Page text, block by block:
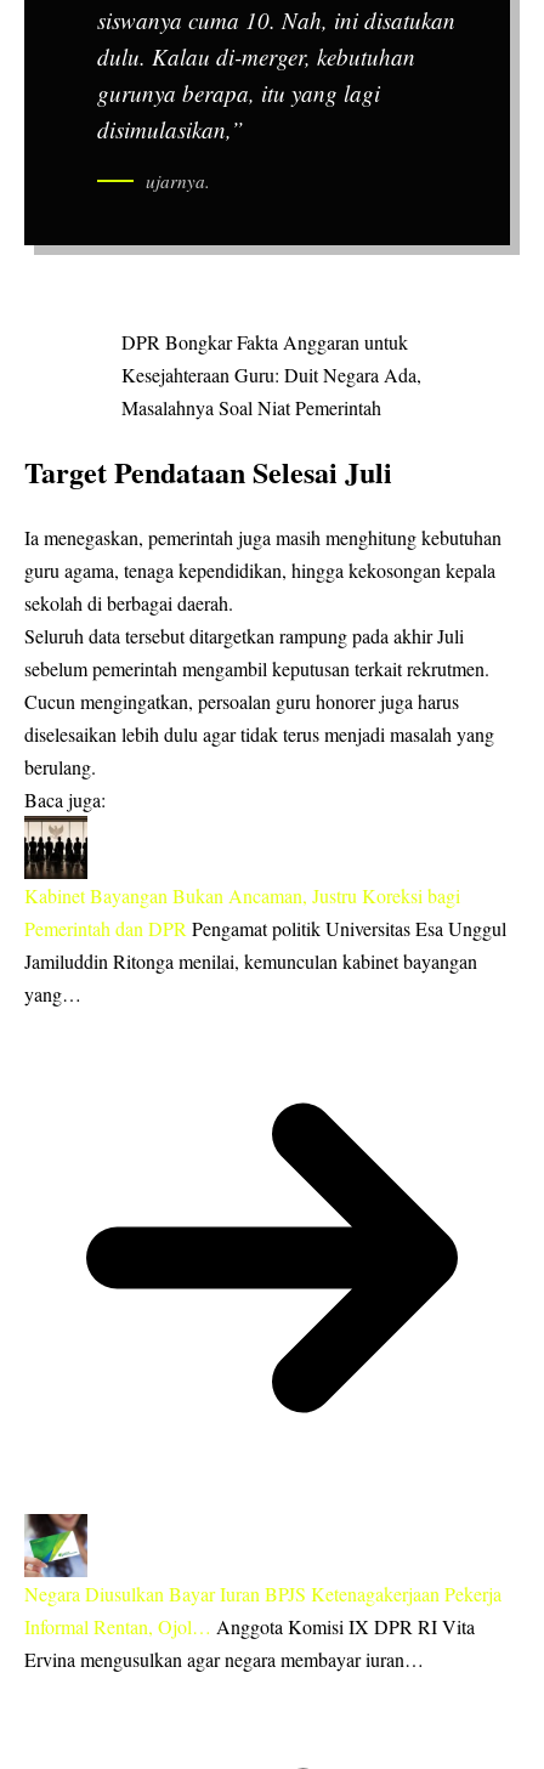
siswanya cuma 10. Nah, ini disatukan
dulu. Kalau di-merger, kebutuhan
gurunya berapa, itu yang lagi
disimulasikan,”
ujarnya.
DPR Bongkar Fakta Anggaran untuk
Kesejahteraan Guru: Duit Negara Ada,
Masalahnya Soal Niat Pemerintah
Target Pendataan Selesai Juli
Ia menegaskan, pemerintah juga masih menghitung kebutuhan
guru agama, tenaga kependidikan, hingga kekosongan kepala
sekolah di berbagai daerah.
Seluruh data tersebut ditargetkan rampung pada akhir Juli
sebelum pemerintah mengambil keputusan terkait rekrutmen.
Cucun mengingatkan, persoalan guru honorer juga harus
diselesaikan lebih dulu agar tidak terus menjadi masalah yang
berulang.
Baca juga:
Kabinet Bayangan Bukan Ancaman, Justru Koreksi bagi
Pemerintah dan DPR Pengamat politik Universitas Esa Unggul
Jamiluddin Ritonga menilai, kemunculan kabinet bayangan
yang…
Negara Diusulkan Bayar Iuran BPJS Ketenagakerjaan Pekerja
Informal Rentan, Ojol… Anggota Komisi IX DPR RI Vita
Ervina mengusulkan agar negara membayar iuran…